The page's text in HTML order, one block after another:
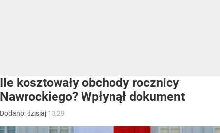
Ile kosztowały obchody rocznicy
Nawrockiego? Wpłynął dokument
Dodano:dzisiaj 13:29